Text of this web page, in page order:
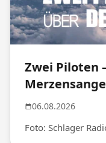
Zwei Piloten
06.08.2026
Foto: Schlager